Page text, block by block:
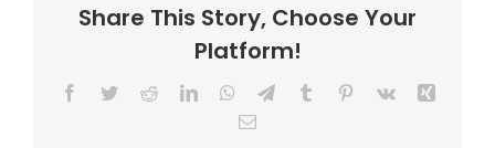
Share This Story, Choose Your
Platform!
Facebook
TwitterRedditLinkedInWhatsApp
TelegramTumblr Pinterest
Vk
Email